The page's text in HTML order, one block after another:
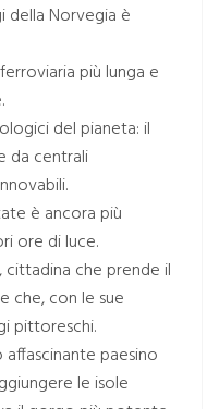
della Norvegia è
più lunga e
del pianeta: il
da centrali
è ancora più
ore di luce.
che prende il
che, con le sue
pittoreschi.
paesino
le isole